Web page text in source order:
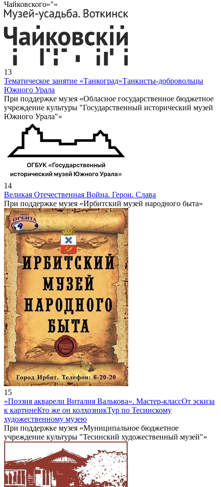
Чайковского»"»
13
Тематическое занятие «Танкоград»Танкисты-добровольцы
Южного Урала
При поддержке музея «Обласное государственное бюджетное
учреждение культуры "Государственный исторический музей
Южного Урала"»
14
Великая Отечественная Война. Герои. Слава
При поддержке музея «Ирбитский музей народного быта»
15
«Поэзия акварели Виталия Валькова». Мастер-классОт эскиза
к картинеКто же он колхозникТур по Тесинскому
художественному музею
При поддержке музея «Муниципальное бюджетное
учреждение культуры "Тесинский художественный музей"»